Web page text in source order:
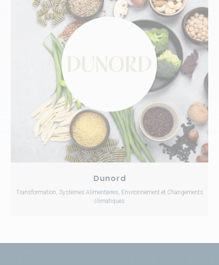
Dunord
Transformation, Systèmes Alimentaires, Environnement et Changements
climatiques